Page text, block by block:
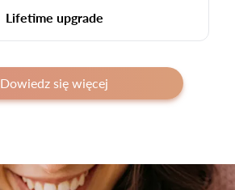
Lifetime upgrade
Dowiedz się więcej